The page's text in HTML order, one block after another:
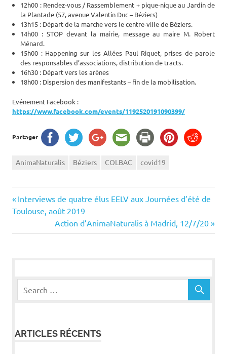
12h00 : Rendez-vous / Rassemblement + pique-nique au Jardin de
la Plantade (57, avenue Valentin Duc – Béziers)
13h15 : Départ de la marche vers le centre-ville de Béziers.
14h00 : STOP devant la mairie, message au maire M. Robert
Ménard.
15h00 : Happening sur les Allées Paul Riquet, prises de parole
des responsables d’associations, distribution de tracts.
16h30 : Départ vers les arènes
18h00 : Dispersion des manifestants – fin de la mobilisation.
Evénement Facebook :
https://www.facebook.com/events/1192520191090399/
Partager
AnimaNaturalis Béziers COLBAC covid19
Navigation
Previous
Post:
Interviews de quatre élus EELV aux Journées d’été de
Toulouse, août 2019
Next
Post:
Action d’AnimaNaturalis à Madrid, 12/7/20
ARTICLES RÉCENTS